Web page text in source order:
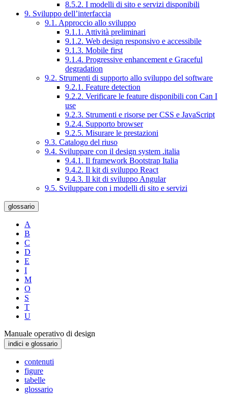
8.5.2. I modelli di sito e servizi disponibili
9. Sviluppo dell’interfaccia
9.1. Approccio allo sviluppo
9.1.1. Attività preliminari
9.1.2. Web design responsivo e accessibile
9.1.3. Mobile first
9.1.4. Progressive enhancement e Graceful
degradation
9.2. Strumenti di supporto allo sviluppo del software
9.2.1. Feature detection
9.2.2. Verificare le feature disponibili con Can I
use
9.2.3. Strumenti e risorse per CSS e JavaScript
9.2.4. Supporto browser
9.2.5. Misurare le prestazioni
9.3. Catalogo del riuso
9.4. Sviluppare con il design system .italia
9.4.1. Il framework Bootstrap Italia
9.4.2. Il kit di sviluppo React
9.4.3. Il kit di sviluppo Angular
9.5. Sviluppare con i modelli di sito e servizi
glossario
A
B
C
D
E
I
M
O
S
T
U
Manuale operativo di design
indici e glossario
contenuti
figure
tabelle
glossario